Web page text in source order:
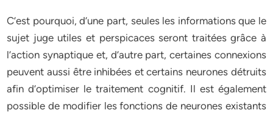
C’est pourquoi, d’une part, seules les informations que le
sujet juge utiles et perspicaces seront traitées grâce à
l’action synaptique et, d’autre part, certaines connexions
peuvent aussi être inhibées et certains neurones détruits
afin d’optimiser le traitement cognitif. Il est également
possible de modifier les fonctions de neurones existants